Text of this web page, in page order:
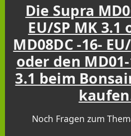
Die Supra
EU/SP MK 3.1
MD08DC -16-
oder den
3.1 beim
Noch Fragen zum